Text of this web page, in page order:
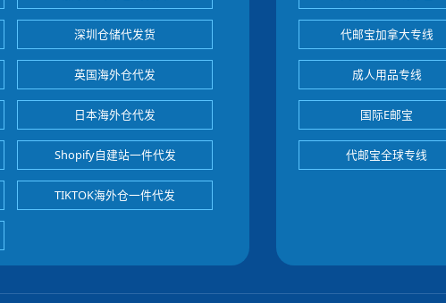
深圳仓储代发货
英国海外仓代发
日本海外仓代发
Shopify自建站一件代发
TIKTOK海外仓一件代发
代邮宝加拿大专线
成人用品专线
国际E邮宝
代邮宝全球专线